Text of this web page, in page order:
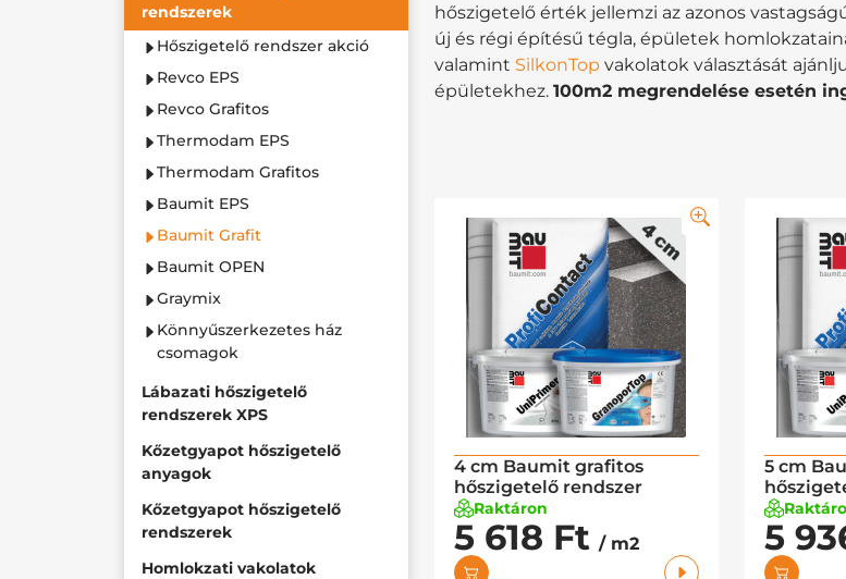
rendszerek
Hőszigetelő rendszer akció
Revco EPS
Revco Grafitos
Thermodam EPS
Thermodam Grafitos
Baumit EPS
Baumit Grafit
Baumit OPEN
Graymix
Könnyűszerkezetes ház
csomagok
Lábazati hőszigetelő
rendszerek XPS
Kőzetgyapot hőszigetelő
anyagok
Kőzetgyapot hőszigetelő
rendszerek
Homlokzati vakolatok
hőszigetelő érték jellemzi az azonos
új és régi építésű tégla, épületek
valamint SilkonTop vakolatok választását
épületekhez. 100m2 megrendelése esetén
4 cm Baumit grafitos
hőszigetelő rendszer
Raktáron
5 618 Ft / m2
5 cm
5